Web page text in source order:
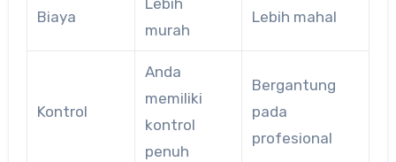
Biaya
Lebih
murah
Lebih mahal
Kontrol
Anda
memiliki
kontrol
penuh
Bergantung
pada
profesional